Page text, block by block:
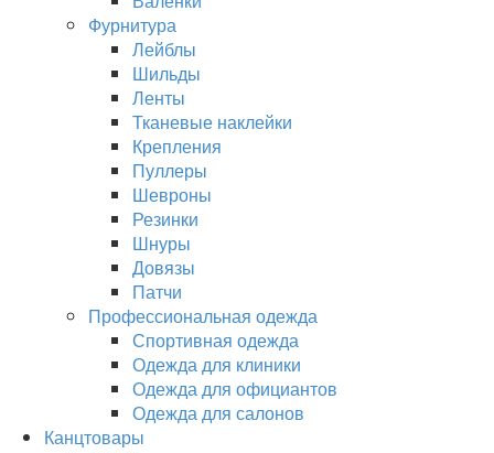
Фурнитура
Лейблы
Шильды
Ленты
Тканевые наклейки
Крепления
Пуллеры
Шевроны
Резинки
Шнуры
Довязы
Патчи
Профессиональная одежда
Спортивная одежда
Одежда для клиники
Одежда для официантов
Одежда для салонов
Канцтовары